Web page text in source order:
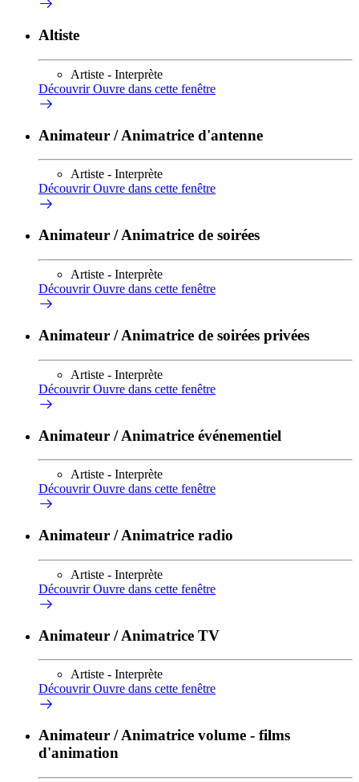
Altiste
Artiste - Interprète
DécouvrirOuvre dans cette fenêtre
Animateur / Animatrice d'antenne
Artiste - Interprète
DécouvrirOuvre dans cette fenêtre
Animateur / Animatrice de soirées
Artiste - Interprète
DécouvrirOuvre dans cette fenêtre
Animateur / Animatrice de soirées privées
Artiste - Interprète
DécouvrirOuvre dans cette fenêtre
Animateur / Animatrice événementiel
Artiste - Interprète
DécouvrirOuvre dans cette fenêtre
Animateur / Animatrice radio
Artiste - Interprète
DécouvrirOuvre dans cette fenêtre
Animateur / Animatrice TV
Artiste - Interprète
DécouvrirOuvre dans cette fenêtre
Animateur / Animatrice volume - films
d'animation